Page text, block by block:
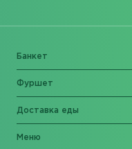
Банкет
Фуршет
Доставка еды
Меню